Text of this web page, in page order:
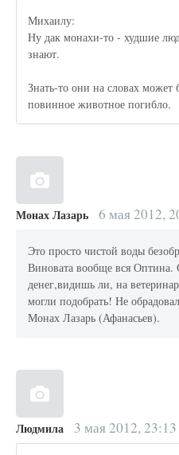
Михаилу:
Ну дак монахи-то - худшие
знают.
Знать-то они на словах
повинное животное погибло.
Монах Лазарь 6 мая 2012,
Это просто чистой воды
Виновата вообще вся Оптина.
денег,видишь ли, на
могли подобрать! Не
Монах Лазарь (Афанасьев).
Людмила 3 мая 2012, 23:13